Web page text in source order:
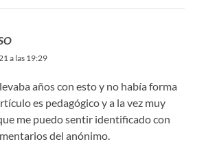
a las 19:29
años con esto y no había forma
es pedagógico y a la vez muy
me puedo sentir identificado con
del anónimo.